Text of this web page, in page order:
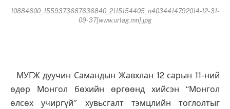
10884600_1559373687636840_2115154405_n4034414792014-12-31-
09-37[www.urlag.mn].jpg
МУГЖ дуучин Самандын Жавхлан 12 сарын 11-ний
өдөр Монгол бөхийн өргөөнд хийсэн “Монгол
өлсөх учиргүй″ хувьсгалт тэмцлийн тоглолтыг